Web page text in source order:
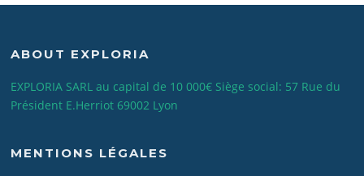
ABOUT EXPLORIA
EXPLORIA SARL au capital de 10 000€ Siège social: 57 Rue du
Président E.Herriot 69002 Lyon
MENTIONS LÉGALES